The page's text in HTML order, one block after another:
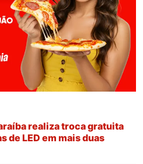
realiza troca gratuita
de LED em mais duas